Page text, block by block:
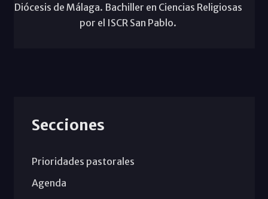
Diócesis de Málaga. Bachiller en Ciencias Religiosas
por el ISCR San Pablo.
Secciones
Prioridades pastorales
Agenda